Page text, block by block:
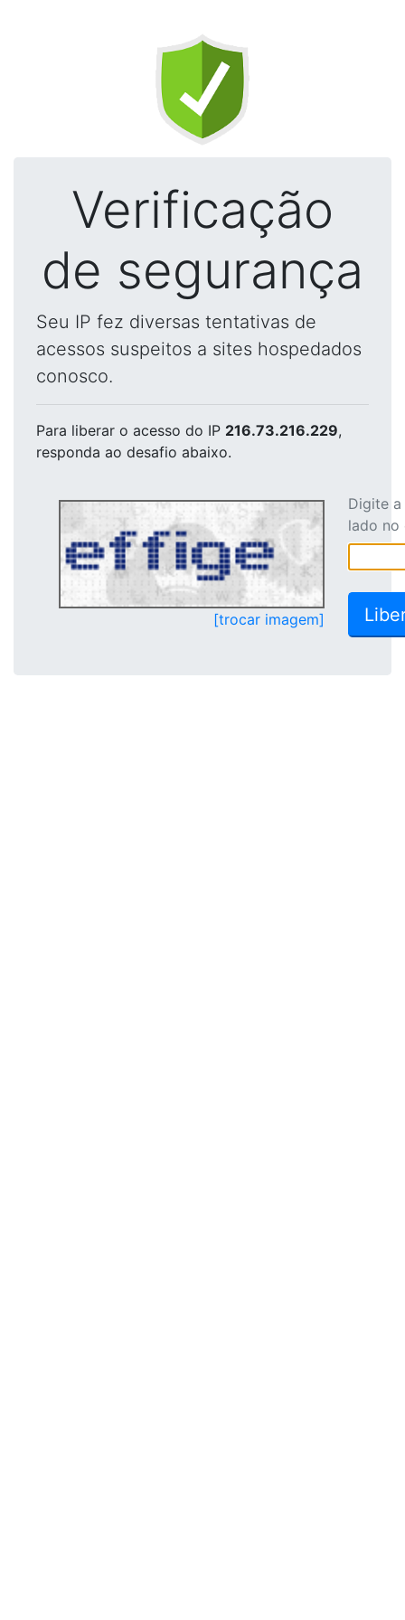
Verificação
de segurança
Seu IP fez diversas tentativas de
acessos suspeitos a sites hospedados
conosco.
Para liberar o acesso do IP 216.73.216.229,
responda ao desafio abaixo.
[trocar imagem]
Digite
lado no